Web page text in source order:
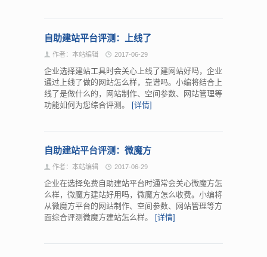
自助建站平台评测：上线了
作者：本站编辑 2017-06-29
企业选择建站工具时会关心上线了建网站好吗，企业
通过上线了做的网站怎么样，靠谱吗。小编将结合上
线了是做什么的，网站制作、空间参数、网站管理等
功能如何为您综合评测。
[详情]
自助建站平台评测：微魔方
作者：本站编辑 2017-06-29
企业在选择免费自助建站平台时通常会关心微魔方怎
么样，微魔方建站好用吗，微魔方怎么收费。小编将
从微魔方平台的网站制作、空间参数、网站管理等方
面综合评测微魔方建站怎么样。
[详情]